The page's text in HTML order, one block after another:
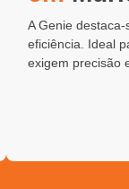
A Genie
eficiência. Ideal
exigem precisão